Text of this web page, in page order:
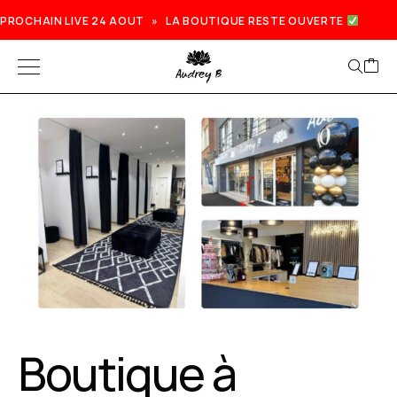
PROCHAIN LIVE 24 AOUT » LA BOUTIQUE RESTE OUVERTE
Prochain live lundi